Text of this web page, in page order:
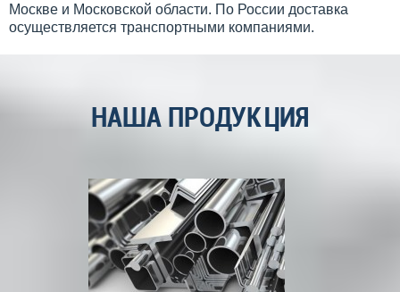
Москве и Московской области. По России доставка
осуществляется транспортными компаниями.
НАША ПРОДУКЦИЯ